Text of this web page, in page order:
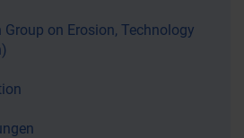
Group on Erosion, Technology